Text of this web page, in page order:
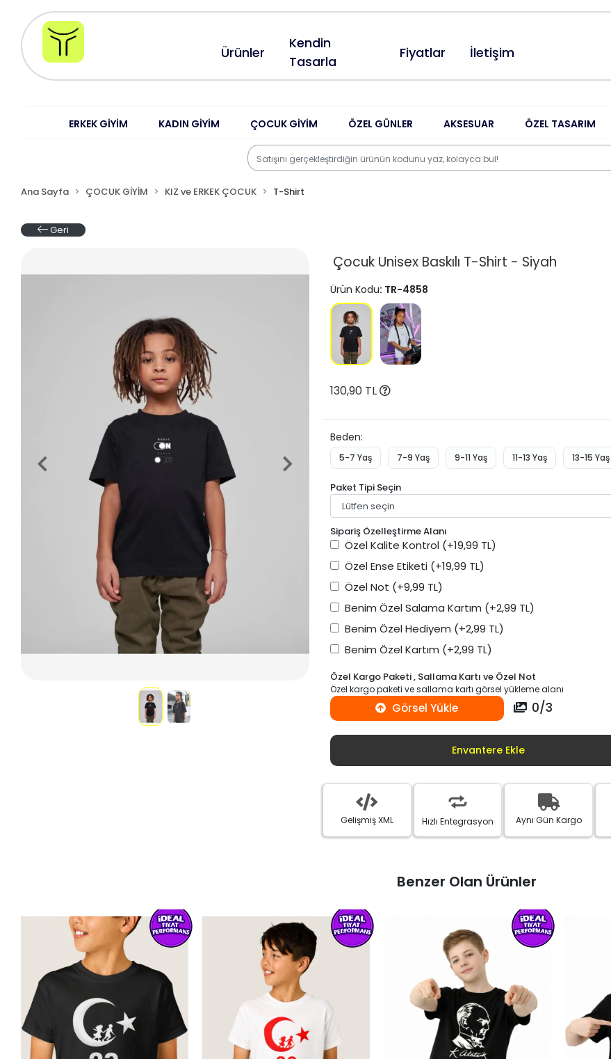
Ürünler
Kendin
Tasarla
Fiyatlar İletişim
ERKEK GİYİM KADIN GİYİM ÇOCUK GİYİM ÖZEL GÜNLER AKSESUAR ÖZEL TASARIM
Ana Sayfa ÇOCUK GİYİM KIZ ve ERKEK ÇOCUK T-Shirt
Geri
Çocuk Unisex Baskılı T-Shirt - Siyah
Ürün Kodu: TR-4858
130,90 TL
Beden:
5-7 Yaş 7-9 Yaş 9-11 Yaş 11-13 Yaş 13-15 Yaş
Paket Tipi Seçin
Sipariş Özelleştirme Alanı
Özel Kalite Kontrol (+19,99 TL)
Özel Ense Etiketi (+19,99 TL)
Özel Not (+9,99 TL)
Benim Özel Salama Kartım (+2,99 TL)
Benim Özel Hediyem (+2,99 TL)
Benim Özel Kartım (+2,99 TL)
Özel Kargo Paketi , Sallama Kartı ve Özel Not
Özel kargo paketi ve sallama kartı görsel yükleme alanı
Görsel Yükle 0/3
Envantere Ekle
Gelişmiş XML Hızlı Entegrasyon Aynı Gün Kargo
Benzer Olan Ürünler